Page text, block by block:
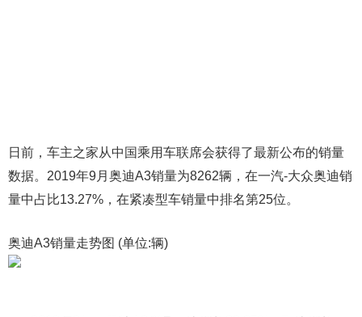
日前，车主之家从中国乘用车联席会获得了最新公布的销量
数据。2019年9月奥迪A3销量为8262辆，在一汽-大众奥迪销
量中占比13.27%，在紧凑型车销量中排名第25位。
奥迪A3销量走势图 (单位:辆)